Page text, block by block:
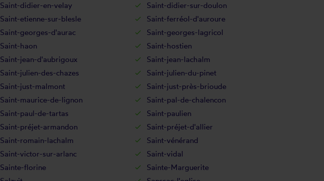
Saint-didier-en-velay
Saint-didier-sur-doulon
Saint-etienne-sur-blesle
Saint-ferréol-d'auroure
Saint-georges-d'aurac
Saint-georges-lagricol
Saint-haon
Saint-hostien
Saint-jean-d'aubrigoux
Saint-jean-lachalm
Saint-julien-des-chazes
Saint-julien-du-pinet
Saint-just-malmont
Saint-just-près-brioude
Saint-maurice-de-lignon
Saint-pal-de-chalencon
Saint-paul-de-tartas
Saint-paulien
Saint-préjet-armandon
Saint-préjet-d'allier
Saint-romain-lachalm
Saint-vénérand
Saint-victor-sur-arlanc
Saint-vidal
Sainte-florine
Sainte-Marguerite